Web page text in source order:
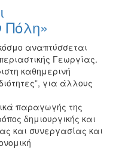
αναπτύσσεται
Γεωργίας.
καθημερινή
για άλλους
παραγωγής της
δημιουργικής και
και συνεργασίας και